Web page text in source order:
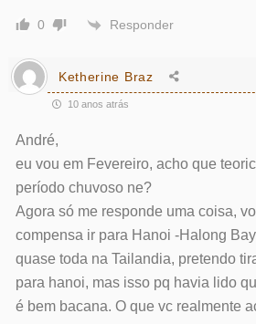
0 Responder
Ketherine Braz
10 anos atrás
André,
eu vou em Fevereiro, acho que
período chuvoso ne?
Agora só me responde uma coisa,
compensa ir para Hanoi -Halong
quase toda na Tailandia, pretendo
para hanoi, mas isso pq havia lido
é bem bacana. O que vc realmente